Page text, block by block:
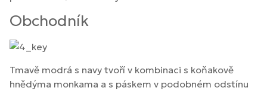
Obchodník
Tmavě modrá s navy tvoří v kombinaci s koňakově
hnědýma monkama a s páskem v podobném odstínu